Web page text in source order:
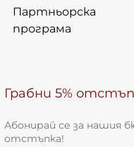
Партньорска
програма
Грабни 5%
Абонирай се за нашия
отстъпка!